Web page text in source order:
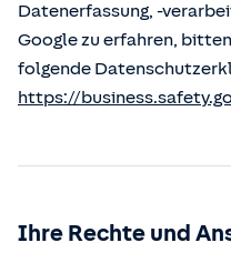
Datenerfassung, -
Google zu erfahren,
folgende
https://
Ihre Rechte und